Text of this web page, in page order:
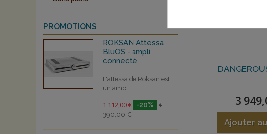
PROMOTIONS
ROKSAN Attessa
BluOS - ampli
connecté
L'attessa de Roksan est
un ampli...
1 112,00 € -20%
1
390,00 €
3
Ajouter